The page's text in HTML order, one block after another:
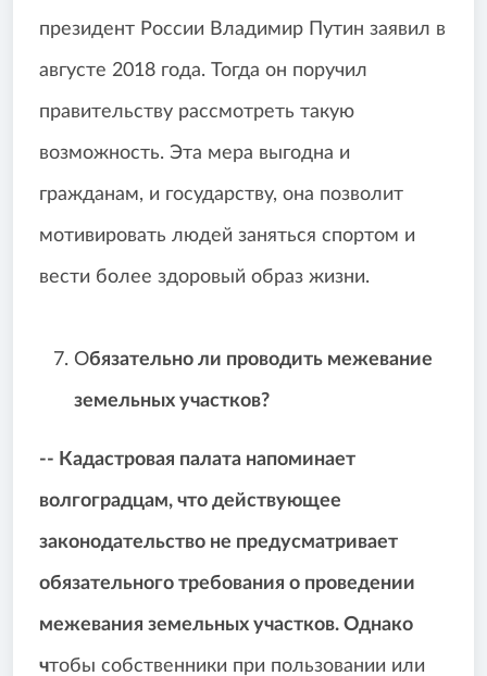
президент России Владимир Путин заявил в
августе 2018 года. Тогда он поручил
правительству рассмотреть такую
возможность. Эта мера выгодна и
гражданам, и государству, она позволит
мотивировать людей заняться спортом и
вести более здоровый образ жизни.
Обязательно ли проводить межевание
земельных участков?
-- Кадастровая палата напоминает
волгоградцам, что действующее
законодательство не предусматривает
обязательного требования о проведении
межевания земельных участков. Однако
чтобы собственники при пользовании или